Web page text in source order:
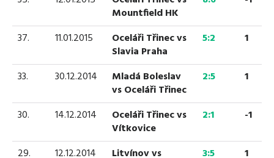
Mountfield HK
37. 11.01.2015
Oceláři Třinec vs
Slavia Praha
5:2 1
33. 30.12.2014
Mladá Boleslav
vs Oceláři Třinec
2:5 1
30. 14.12.2014
Oceláři Třinec vs
Vítkovice
2:1 -1
29. 12.12.2014
Litvínov vs
3:5 1